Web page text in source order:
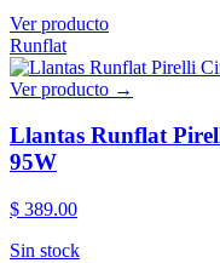
Ver producto
Runflat
Ver producto →
Llantas Runflat
95W
$ 389.00
Sin stock